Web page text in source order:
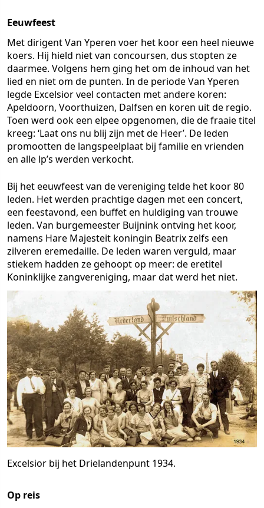
Eeuwfeest
Met dirigent Van Yperen voer het koor een heel nieuwe
koers. Hij hield niet van concoursen, dus stopten ze
daarmee. Volgens hem ging het om de inhoud van het
lied en niet om de punten. In de periode Van Yperen
legde Excelsior veel contacten met andere koren:
Apeldoorn, Voorthuizen, Dalfsen en koren uit de regio.
Toen werd ook een elpee opgenomen, die de fraaie titel
kreeg: ‘Laat ons nu blij zijn met de Heer’. De leden
promootten de langspeelplaat bij familie en vrienden
en alle lp’s werden verkocht.
Bij het eeuwfeest van de vereniging telde het koor 80
leden. Het werden prachtige dagen met een concert,
een feestavond, een buffet en huldiging van trouwe
leden. Van burgemeester Buijnink ontving het koor,
namens Hare Majesteit koningin Beatrix zelfs een
zilveren eremedaille. De leden waren verguld, maar
stiekem hadden ze gehoopt op meer: de eretitel
Koninklijke zangvereniging, maar dat werd het niet.
Excelsior bij het Drielandenpunt 1934.
Op reis